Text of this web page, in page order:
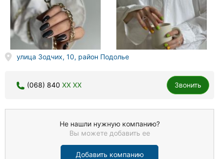
улица Зодчих, 10, район Подолье
(068) 840 XX XX Звонить
Не нашли нужную компанию?
Вы можете добавить ее
Добавить компанию